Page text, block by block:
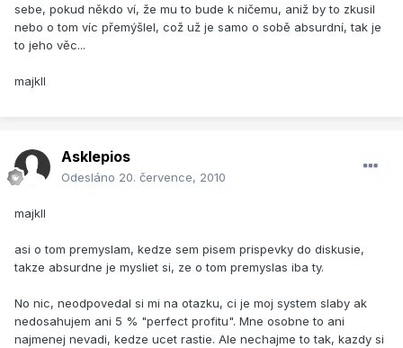
sebe, pokud někdo ví, že mu to bude k ničemu, aniž by to zkusil
nebo o tom víc přemýšlel, což už je samo o sobě absurdní, tak je
to jeho věc...
majkll
Asklepios
Odesláno 20. července, 2010
majkll
asi o tom premyslam, kedze sem pisem prispevky do diskusie,
takze absurdne je mysliet si, ze o tom premyslas iba ty.
No nic, neodpovedal si mi na otazku, ci je moj system slaby ak
nedosahujem ani 5 % "perfect profitu". Mne osobne to ani
najmenej nevadi, kedze ucet rastie. Ale nechajme to tak, kazdy si